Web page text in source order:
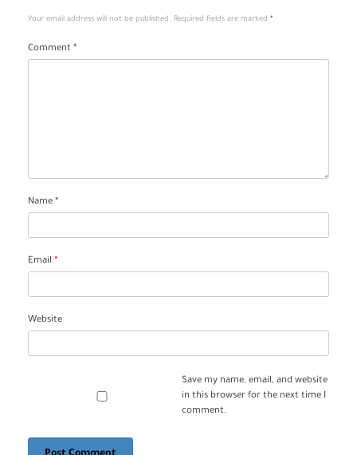
Your email address will not be published. Required fields are marked *
Comment *
Name *
Email *
Website
Save my name, email, and website
in this browser for the next time I
comment.